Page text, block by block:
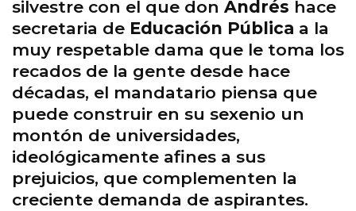
silvestre con el que don Andrés hace
secretaria de Educación Pública a la
muy respetable dama que le toma los
recados de la gente desde hace
décadas, el mandatario piensa que
puede construir en su sexenio un
montón de universidades,
ideológicamente afines a sus
prejuicios, que complementen la
creciente demanda de aspirantes.